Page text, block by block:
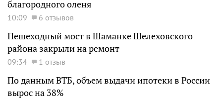
благородного оленя
10:09 6 отзывов
Пешеходный мост в Шаманке Шелеховского
района закрыли на ремонт
09:34 1 отзыв
По данным ВТБ, объем выдачи ипотеки в России
вырос на 38%